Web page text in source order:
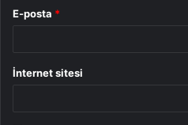
E-posta *
İnternet sitesi